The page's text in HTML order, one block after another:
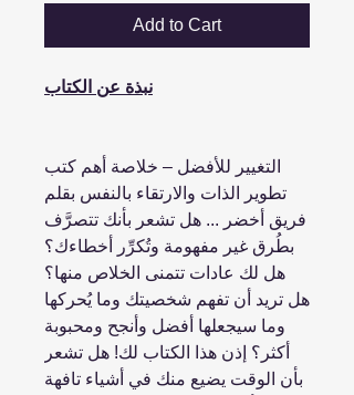
Add to Cart
نبذة عن الكتاب
التغيير للأفضل – خلاصة أهم كتب
تطوير الذات والارتقاء بالنفس بقلم
فريق أخضر ... هل تشعر بأنك تتصرَّف
بطُرق غير مفهومة وتُكرِّر أخطاءك؟
هل لك عادات تتمنى الخلاص منها؟
هل تريد أن تفهم شخصيتك وما يُحركها
وما سيجعلها أفضل وأنجح ومحبوبة
أكثر؟ إذن هذا الكتاب لك! هل تشعر
بأن الوقت يضيع منك في أشياء تافهة